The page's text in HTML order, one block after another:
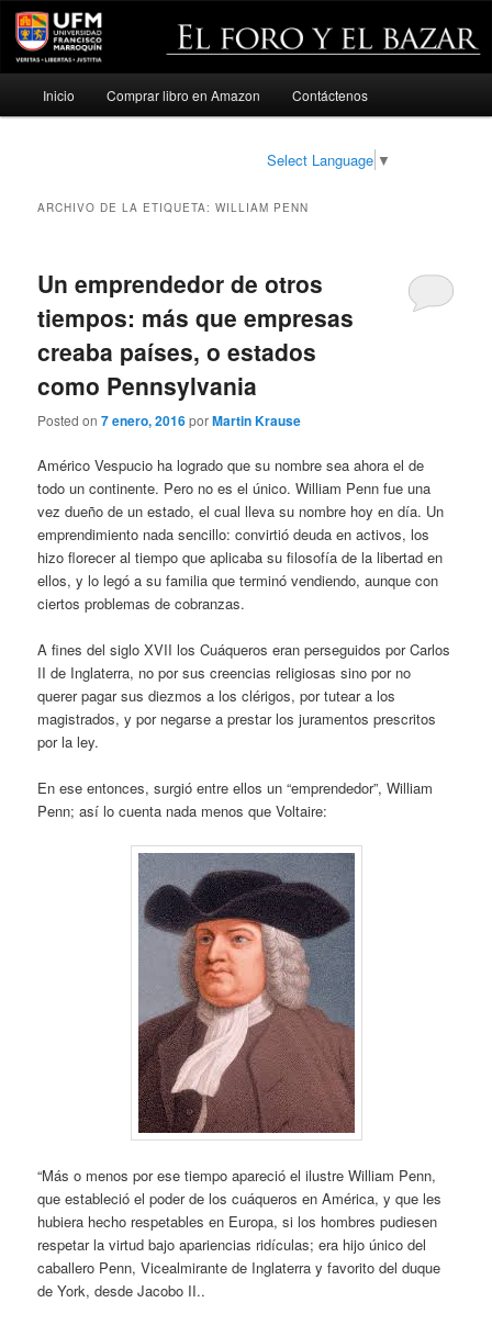
Ir
Ir
Inicio Comprar libro en Amazon Contáctenos
Select Language ▼
ARCHIVO DE LA ETIQUETA:WILLIAM PENN
Un emprendedor de otros
tiempos: más que empresas
creaba países, o estados
como Pennsylvania
Posted on7 enero, 2016porMartin Krause
Américo Vespucio ha logrado que su nombre sea ahora el de
todo un continente. Pero no es el único. William Penn fue una
vez dueño de un estado, el cual lleva su nombre hoy en día. Un
emprendimiento nada sencillo: convirtió deuda en activos, los
hizo florecer al tiempo que aplicaba su filosofía de la libertad en
ellos, y lo legó a su familia que terminó vendiendo, aunque con
ciertos problemas de cobranzas.
A fines del siglo XVII los Cuáqueros eran perseguidos por Carlos
II de Inglaterra, no por sus creencias religiosas sino por no
querer pagar sus diezmos a los clérigos, por tutear a los
magistrados, y por negarse a prestar los juramentos prescritos
por la ley.
En ese entonces, surgió entre ellos un “emprendedor”, William
Penn; así lo cuenta nada menos que Voltaire:
“Más o menos por ese tiempo apareció el ilustre William Penn,
que estableció el poder de los cuáqueros en América, y que les
hubiera hecho respetables en Europa, si los hombres pudiesen
respetar la virtud bajo apariencias ridículas; era hijo único del
caballero Penn, Vicealmirante de Inglaterra y favorito del duque
de York, desde Jacobo II..